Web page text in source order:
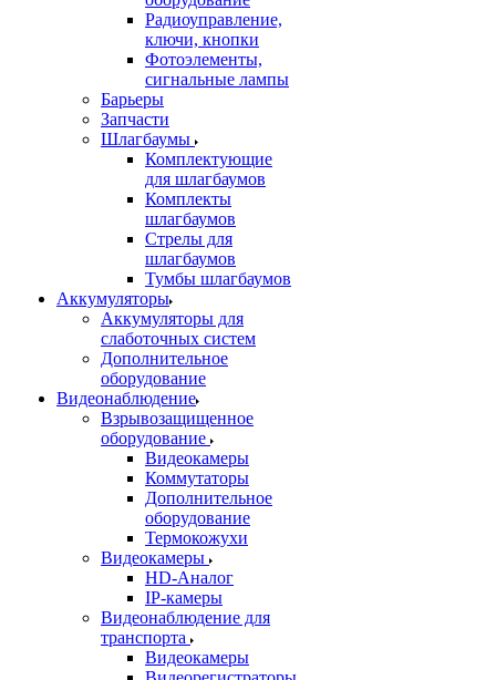
Радиоуправление,
ключи, кнопки
Фотоэлементы,
сигнальные лампы
Барьеры
Запчасти
Шлагбаумы
Комплектующие
для шлагбаумов
Комплекты
шлагбаумов
Стрелы для
шлагбаумов
Тумбы шлагбаумов
Аккумуляторы
Аккумуляторы для
слаботочных систем
Дополнительное
оборудование
Видеонаблюдение
Взрывозащищенное
оборудование
Видеокамеры
Коммутаторы
Дополнительное
оборудование
Термокожухи
Видеокамеры
HD-Аналог
IP-камеры
Видеонаблюдение для
транспорта
Видеокамеры